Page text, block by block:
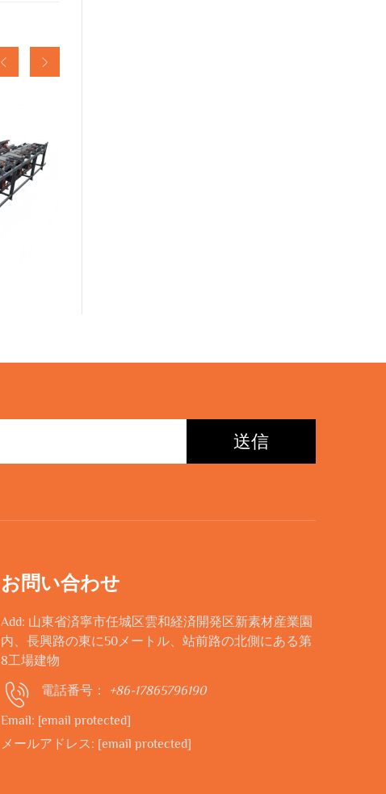
送信
お問い合わせ
Add: 山東省済寧市任城区雲和経済開発区新素材産業園
内、長興路の東に50メートル、站前路の北側にある第
8工場建物
電話番号： +86-17865796190
Email: [email protected]
メールアドレス: [email protected]